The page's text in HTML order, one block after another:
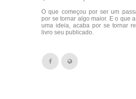
O que começou por ser um
por se tornar algo maior. E o que
uma ideia, acaba por se tornar
livro seu publicado.